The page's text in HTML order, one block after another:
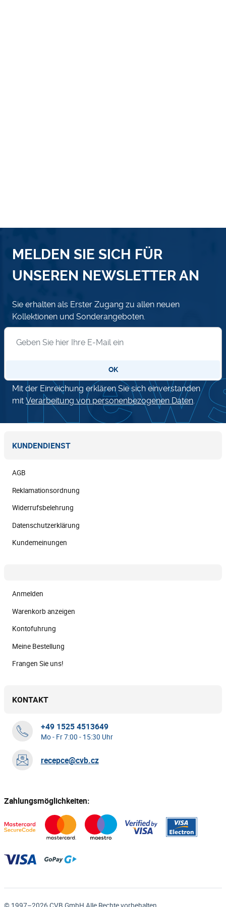
MELDEN SIE SICH FÜR
UNSEREN NEWSLETTER AN
Sie erhalten als Erster Zugang zu allen neuen
Kollektionen und Sonderangeboten.
OK
Mit der Einreichung erklären Sie sich einverstanden
mit Verarbeitung von personenbezogenen Daten.
KUNDENDIENST
AGB
Reklamationsordnung
Widerrufsbelehrung
Datenschutzerklärung
Kundemeinungen
Anmelden
Warenkorb anzeigen
Kontofuhrung
Meine Bestellung
Frangen Sie uns!
KONTAKT
+49 1525 4513649
Mo - Fr 7:00 - 15:30 Uhr
recepce@cvb.cz
Zahlungsmöglichkeiten: